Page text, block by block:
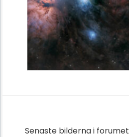
Senaste bilderna i forumet